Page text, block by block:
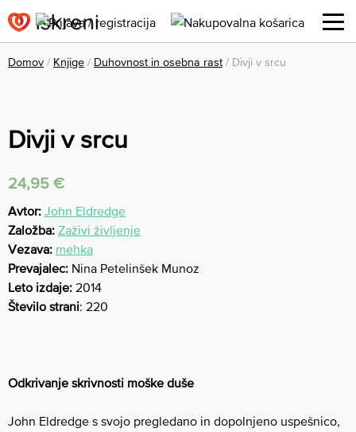
Domov / Knjige / Duhovnost in osebna rast / Divji v srcu
Divji v srcu
24,95 €
Avtor: John Eldredge
Založba: Zaživi življenje
Vezava: mehka
Prevajalec: Nina Petelinšek Munoz
Leto izdaje: 2014
Število strani: 220
Odkrivanje skrivnosti moške duše
John Eldredge s svojo pregledano in dopolnjeno uspešnico,